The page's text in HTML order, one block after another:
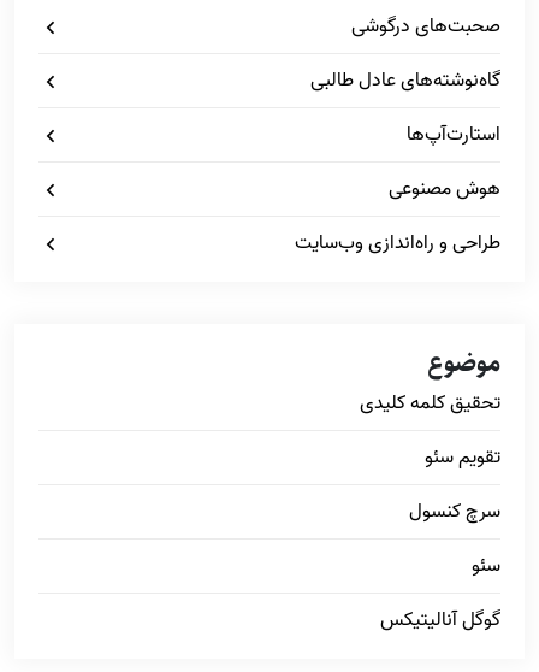
صحبت‌های درگوشی
گاه‌نوشته‌های عادل طالبی
استارت‌آپ‌ها
هوش مصنوعی
طراحی و راه‌اندازی وب‌سایت
موضوع
تحقیق کلمه کلیدی
تقویم سئو
سرچ کنسول
سئو
گوگل آنالیتیکس